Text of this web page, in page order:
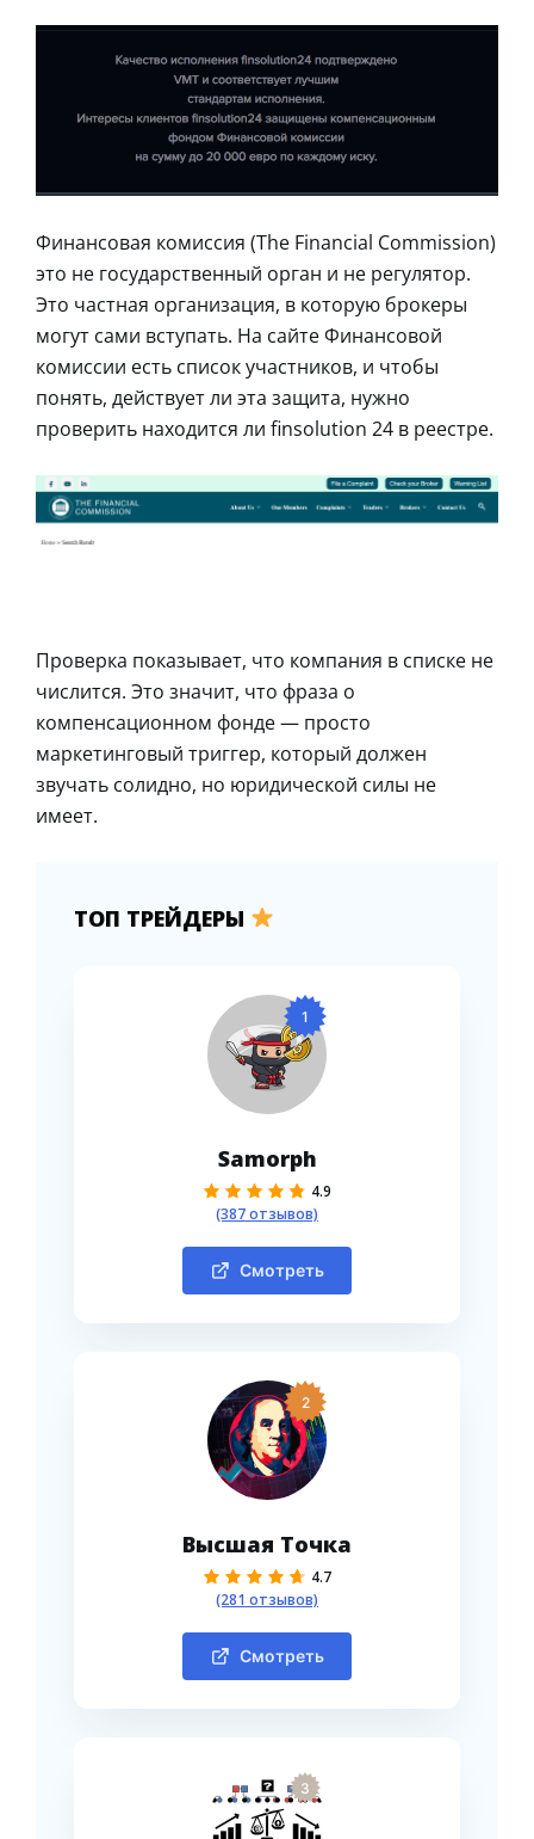
Финансовая комиссия (The Financial Commission)
это не государственный орган и не регулятор.
Это частная организация, в которую брокеры
могут сами вступать. На сайте Финансовой
комиссии есть список участников, и чтобы
понять, действует ли эта защита, нужно
проверить находится ли finsolution 24 в реестре.
Проверка показывает, что компания в списке не
числится. Это значит, что фраза о
компенсационном фонде — просто
маркетинговый триггер, который должен
звучать солидно, но юридической силы не
имеет.
ТОП ТРЕЙДЕРЫ
1
Samorph
4.9
(387 отзывов)
Смотреть
2
Высшая Точка
4.7
(281 отзывов)
Смотреть
3